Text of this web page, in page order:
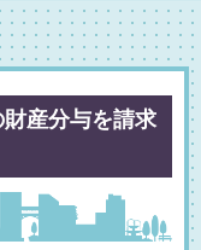
産分与を請求